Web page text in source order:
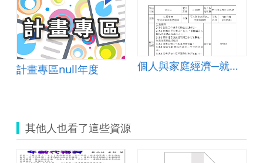
計畫專區null年度 個人與家庭經濟─就業與創業
其他人也看了這些資源